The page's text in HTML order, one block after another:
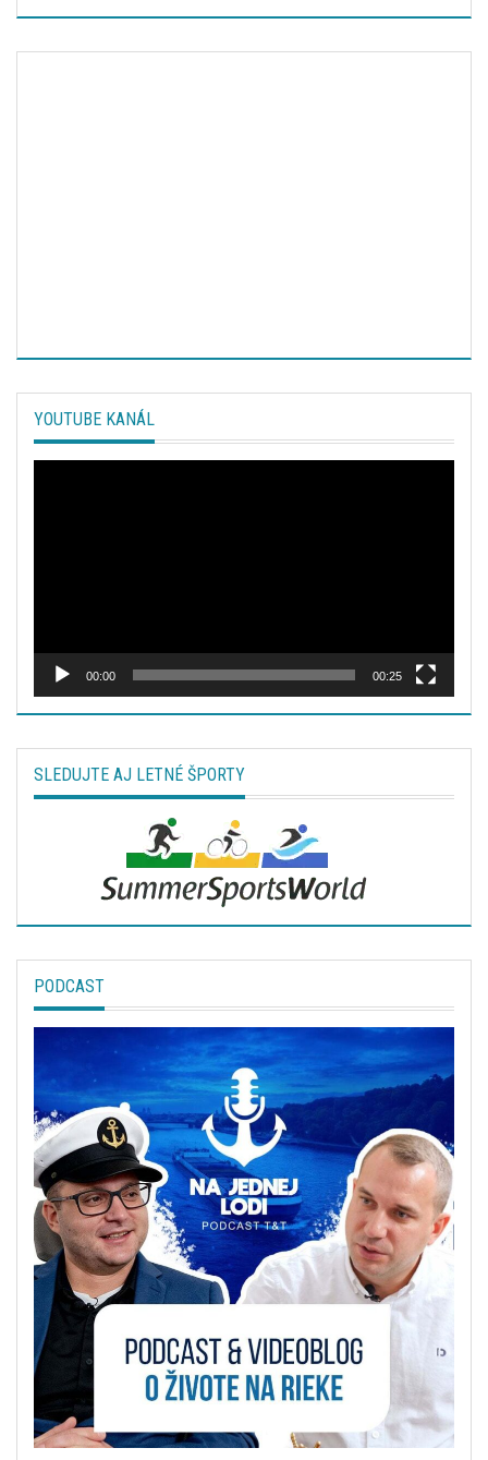
YOUTUBE KANÁL
00:00 00:25
SLEDUJTE AJ LETNÉ ŠPORTY
PODCAST